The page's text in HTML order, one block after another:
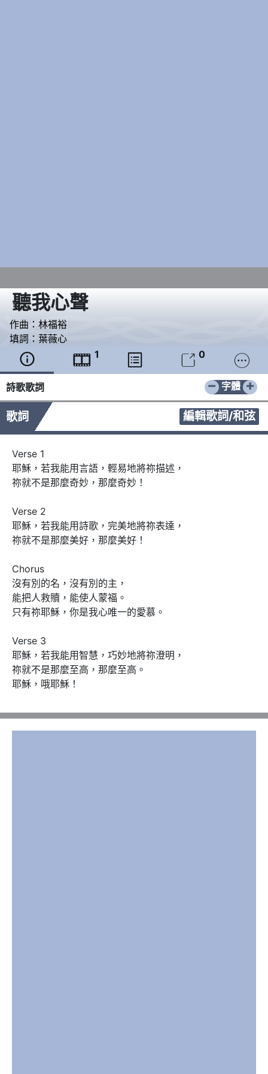
聽我心聲
作曲： 林福裕
填詞： 葉薇心
  1   0 
詩歌歌詞 − +
字體
歌詞 編輯歌詞/和弦
Verse 1
耶穌，若我能用言語，輕易地將祢描述，
祢就不是那麼奇妙，那麼奇妙！
Verse 2
耶穌，若我能用詩歌，完美地將祢表達，
祢就不是那麼美好，那麼美好！
Chorus
沒有別的名，沒有別的主，
能把人救贖，能使人蒙福。
只有祢耶穌，你是我心唯一的愛慕。
Verse 3
耶穌，若我能用智慧，巧妙地將祢澄明，
祢就不是那麼至高，那麼至高。
耶穌，哦耶穌！